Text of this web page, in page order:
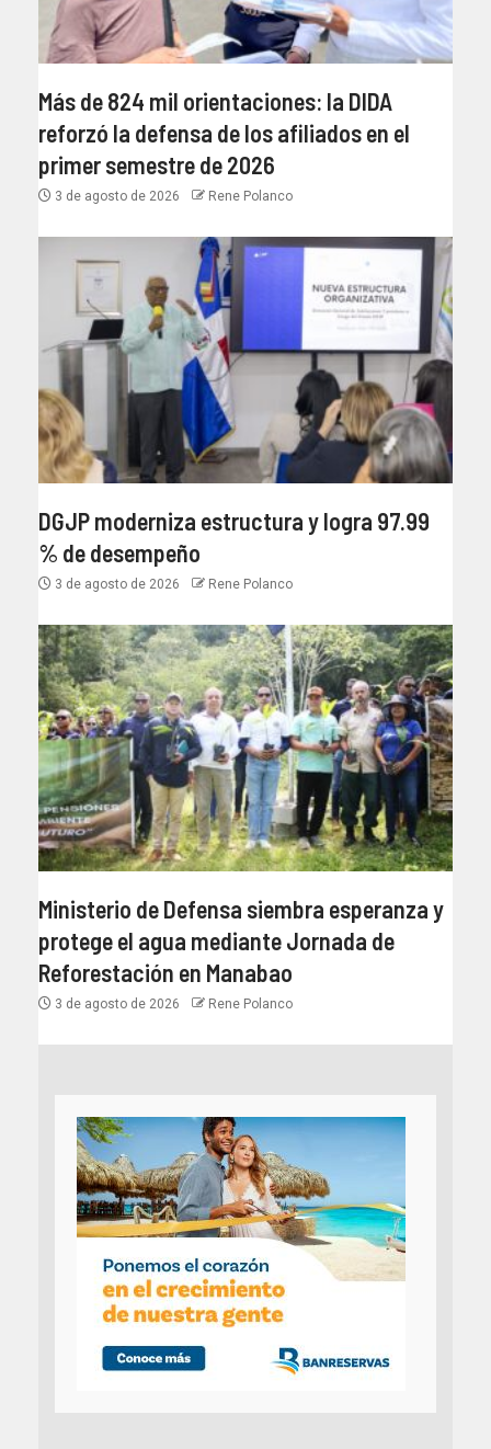
Más de 824 mil orientaciones: la DIDA
reforzó la defensa de los afiliados en el
primer semestre de 2026
3 de agosto de 2026 Rene Polanco
DGJP moderniza estructura y logra 97.99
% de desempeño
3 de agosto de 2026 Rene Polanco
Ministerio de Defensa siembra esperanza y
protege el agua mediante Jornada de
Reforestación en Manabao
3 de agosto de 2026 Rene Polanco